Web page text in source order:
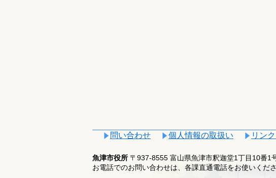
問い合わせ 個人情報の取扱い リン
魚津市役所 〒937-8555 富山県魚津市釈迦堂1丁目10番1
お電話でのお問い合わせは、各課直通電話をお使いくだ